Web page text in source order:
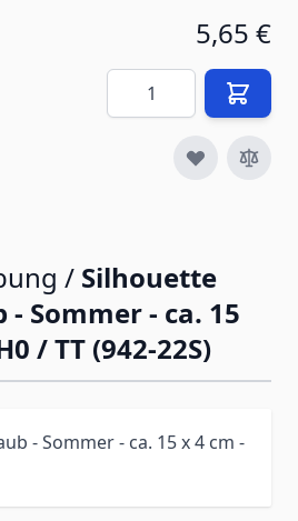
5,65 €
Menge
/ Silhouette
Sommer - ca. 15
/ TT (942-22S)
- Sommer - ca. 15 x 4 cm -